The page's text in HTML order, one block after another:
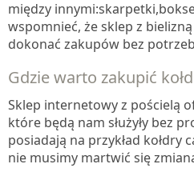
między
wspomnieć, że sklep z
dokonać zakupów bez
Gdzie warto zakupić
Sklep internetowy z pościelą
które będą nam służyły bez
posiadają na przykład kołdry
nie musimy martwić się